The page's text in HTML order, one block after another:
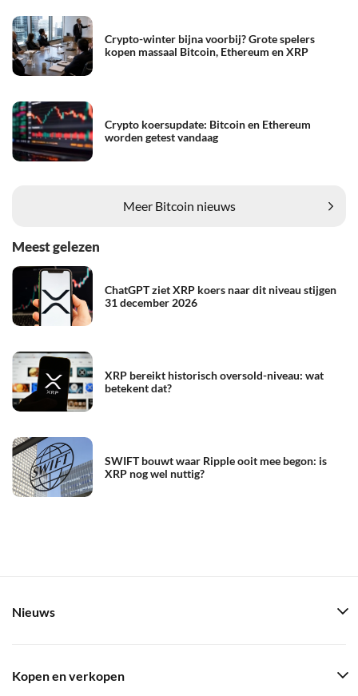
Crypto-winter bijna voorbij? Grote spelers
kopen massaal Bitcoin, Ethereum en XRP
Crypto koersupdate: Bitcoin en Ethereum
worden getest vandaag
Meer Bitcoin nieuws
Meest gelezen
ChatGPT ziet XRP koers naar dit niveau stijgen
31 december 2026
XRP bereikt historisch oversold-niveau: wat
betekent dat?
SWIFT bouwt waar Ripple ooit mee begon: is
XRP nog wel nuttig?
Nieuws
Kopen en verkopen